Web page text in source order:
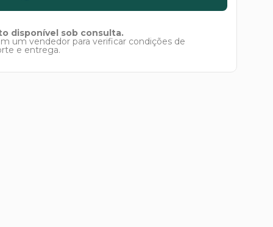
disponível sob consulta.
um vendedor para verificar condições de
e entrega.